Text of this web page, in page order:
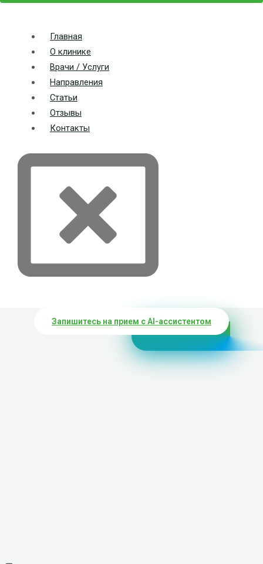
Главная
О клинике
Врачи / Услуги
Направления
Статьи
Отзывы
Контакты
Запишитесь на прием с AI-ассистентом